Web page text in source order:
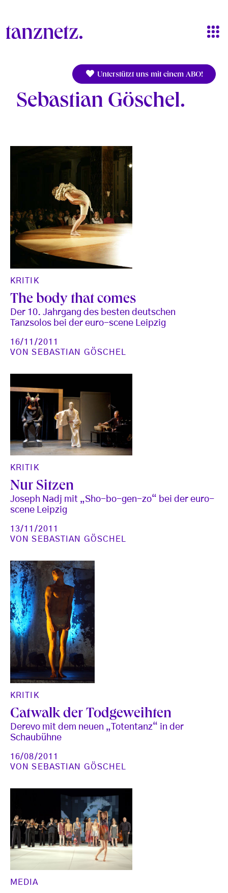
Unterstützt uns mit einem ABO!
Sebastian Göschel
KRITIK
The body that comes
Der 10. Jahrgang des besten deutschen
Tanzsolos bei der euro-scene Leipzig
16/11/2011
VONSEBASTIAN GÖSCHEL
KRITIK
Nur Sitzen
Joseph Nadj mit „Sho-bo-gen-zo“ bei der euro-
scene Leipzig
13/11/2011
VONSEBASTIAN GÖSCHEL
KRITIK
Catwalk der Todgeweihten
Derevo mit dem neuen „Totentanz“ in der
Schaubühne
16/08/2011
VONSEBASTIAN GÖSCHEL
MEDIA